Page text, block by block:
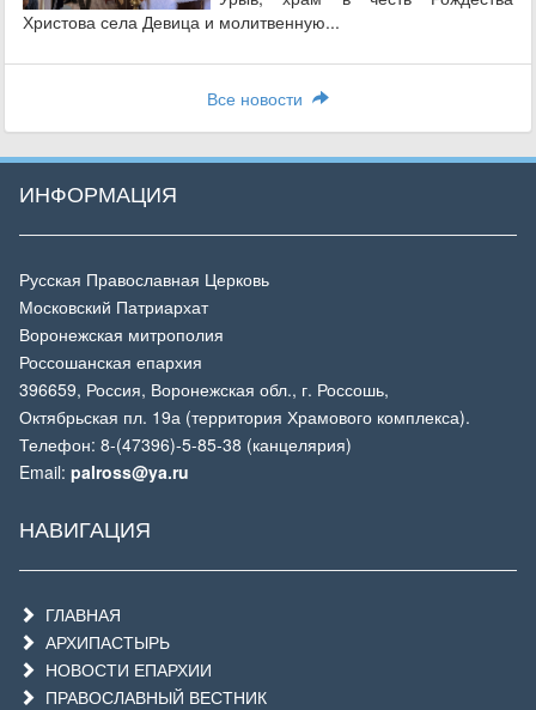
Христова села Девица и молитвенную...
Все новости
ИНФОРМАЦИЯ
Русская Православная Церковь
Московский Патриархат
Воронежская митрополия
Россошанская епархия
396659, Россия, Воронежская обл., г. Россошь,
Октябрьская пл. 19а (территория Храмового комплекса).
Телефон: 8-(47396)-5-85-38 (канцелярия)
Email: palross@ya.ru
НАВИГАЦИЯ
ГЛАВНАЯ
АРХИПАСТЫРЬ
НОВОСТИ ЕПАРХИИ
ПРАВОСЛАВНЫЙ ВЕСТНИК